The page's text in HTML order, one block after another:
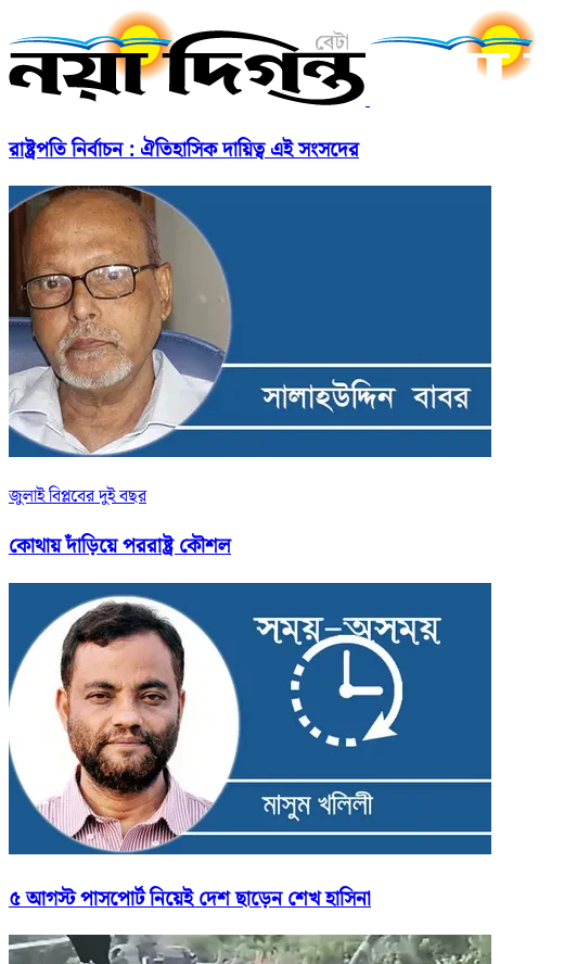
রাষ্ট্রপতি নির্বাচন : ঐতিহাসিক দায়িত্ব এই সংসদের
জুলাই বিপ্লবের দুই বছর
কোথায় দাঁড়িয়ে পররাষ্ট্র কৌশল
৫ আগস্ট পাসপোর্ট নিয়েই দেশ ছাড়েন শেখ হাসিনা